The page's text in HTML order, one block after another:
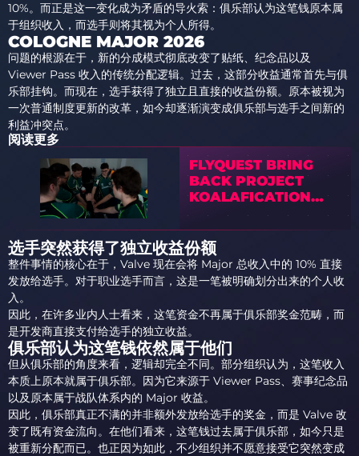
10%。而正是这一变化成为矛盾的导火索：俱乐部认为这笔钱原本属
于组织收入，而选手则将其视为个人所得。
COLOGNE MAJOR 2026
问题的根源在于，新的分成模式彻底改变了贴纸、纪念品以及
Viewer Pass 收入的传统分配逻辑。过去，这部分收益通常首先与俱
乐部挂钩。而现在，选手获得了独立且直接的收益份额。原本被视为
一次普通制度更新的改革，如今却逐渐演变成俱乐部与选手之间新的
利益冲突点。
阅读更多
FLYQUEST BRING
BACK PROJECT
KOALAFICATION
FOR COLOGNE
MAJOR 2026
选手突然获得了独立收益份额
整件事情的核心在于，Valve 现在会将 Major 总收入中的 10% 直接
发放给选手。对于职业选手而言，这是一笔被明确划分出来的个人收
入。
因此，在许多业内人士看来，这笔资金不再属于俱乐部奖金范畴，而
是开发商直接支付给选手的独立收益。
俱乐部认为这笔钱依然属于他们
但从俱乐部的角度来看，逻辑却完全不同。部分组织认为，这笔收入
本质上原本就属于俱乐部。因为它来源于 Viewer Pass、赛事纪念品
以及原本属于战队体系内的 Major 收益。
因此，俱乐部真正不满的并非额外发放给选手的奖金，而是 Valve 改
变了既有资金流向。在他们看来，这笔钱过去属于俱乐部，如今只是
被重新分配而已。也正因为如此，不少组织并不愿意接受它突然变成